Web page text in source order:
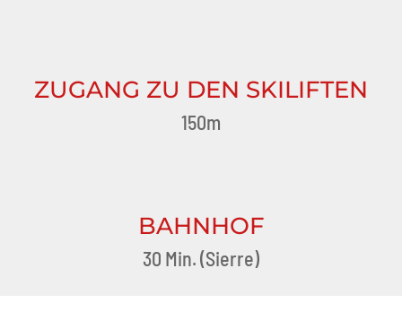
ZUGANG ZU DEN SKILIFTEN
150m
BAHNHOF
30 Min. (Sierre)